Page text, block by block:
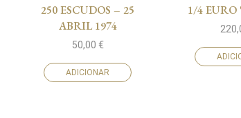
250 ESCUDOS – 25
ABRIL 1974
50,00 €
ADICIONAR
1/4